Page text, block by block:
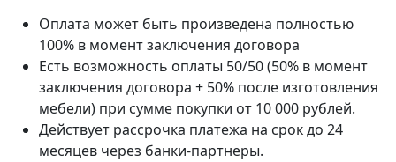
Оплата может быть произведена полностью
100% в момент заключения договора
Есть возможность оплаты 50/50 (50% в момент
заключения договора + 50% после изготовления
мебели) при сумме покупки от 10 000 рублей.
Действует рассрочка платежа на срок до 24
месяцев через банки-партнеры.